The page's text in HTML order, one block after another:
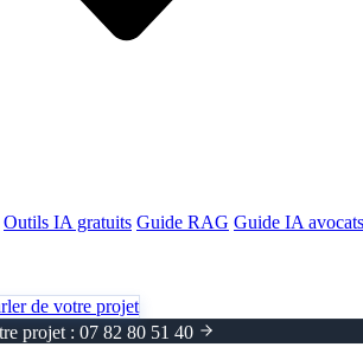
Outils IA gratuits Guide RAG Guide IA avocats
de votre projet
projet : 07 82 80 51 40